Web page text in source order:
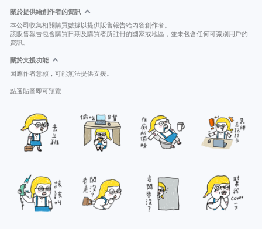
關於提供給創作者的資訊
本公司收集相關購買數據以提供販售報告給內容創作者。
該販售報告包含購買日期及購買者所註冊的國家或地區，並未包含任何可識別用戶的
資訊。
關於支援功能
因應作者意願，可能無法提供支援。
點選貼圖即可預覽